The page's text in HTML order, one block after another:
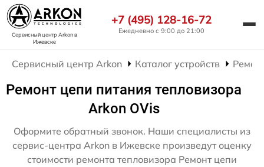
Сервисный центр Arkonв
Ижевске
+7 (495) 128-16-72
Ежедневно с 9:00 до 21:00
Сервисный центр Arkon Каталог устройств
Ремонт цепи питания тепловизора
Arkon OVis
Оформите обратный звонок. Наши специалисты из
сервис-центра Arkon в Ижевске произведут оценку
стоимости ремонта тепловизора Ремонт цепи